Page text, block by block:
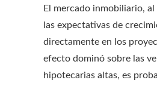
El mercado inmobiliario,
las expectativas de
directamente en los
efecto dominó sobre las
hipotecarias altas, es